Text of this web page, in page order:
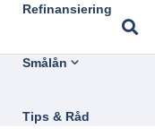
Refinansiering
Smålån
Tips & Råd